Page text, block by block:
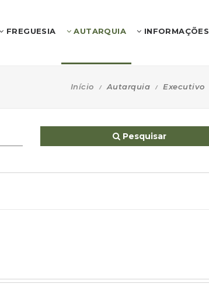
FREGUESIA AUTARQUIA INFORMAÇÕES
Início Autarquia Executivo
Pesquisar